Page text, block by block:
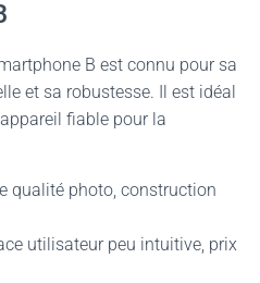
B est connu pour sa
et sa robustesse. Il est idéal
fiable pour la
qualité photo, construction
utilisateur peu intuitive, prix